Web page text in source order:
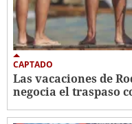
CAPTADO
Las vacaciones de
negocia el traspaso